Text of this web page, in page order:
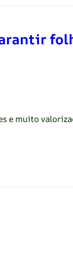
e muito